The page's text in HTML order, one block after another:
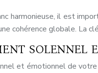
harmonieuse, il est
cohérence globale. La
SOLENNEL
et émotionnel de